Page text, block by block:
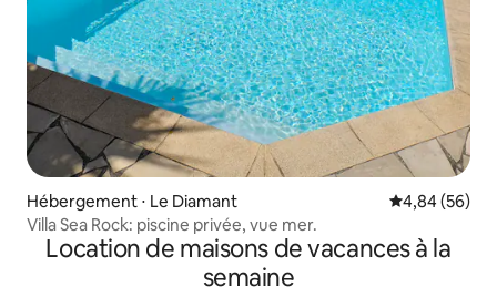
Hébergement ⋅ Le Diamant Évaluation
4,84 (56)
Villa Sea Rock: piscine privée, vue mer.
Location de maisons de vacances à la
semaine